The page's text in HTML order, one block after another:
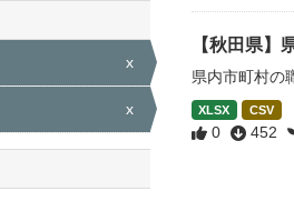
x
x
【秋田県】
県内市町村の
XLSX CSV
0 452